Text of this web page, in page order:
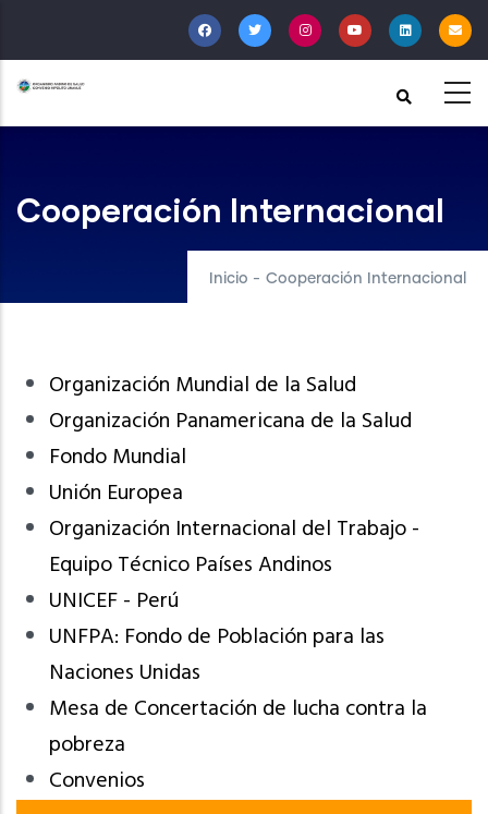
al
contenido
principal
Cooperación Internacional
Inicio - Cooperación Internacional
Organización Mundial de la Salud
Organización Panamericana de la Salud
Fondo Mundial
Unión Europea
Organización Internacional del Trabajo -
Equipo Técnico Países Andinos
UNICEF - Perú
UNFPA: Fondo de Población para las
Naciones Unidas
Mesa de Concertación de lucha contra la
pobreza
Convenios